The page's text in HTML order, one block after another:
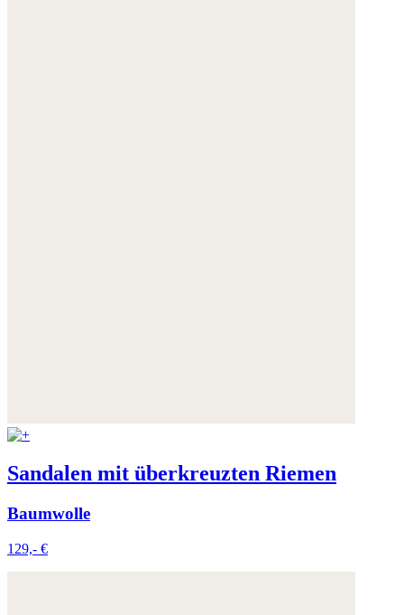
Sandalen mit überkreuzten Riemen
Baumwolle
129,- €